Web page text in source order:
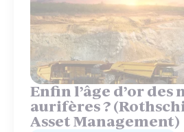
Enfin l’âge d’or des
aurifères ?
Asset Management)